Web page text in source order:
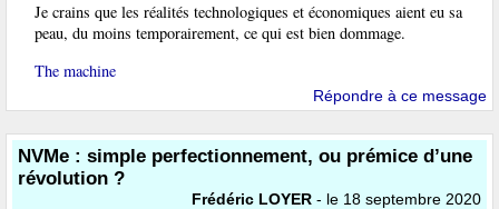
Je crains que les réalités technologiques et économiques aient eu sa
peau, du moins temporairement, ce qui est bien dommage.
The machine
Répondre à ce message
NVMe : simple perfectionnement, ou prémice d’une
révolution ?
Frédéric LOYER - le 18 septembre 2020